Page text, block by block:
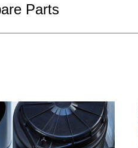
Parts